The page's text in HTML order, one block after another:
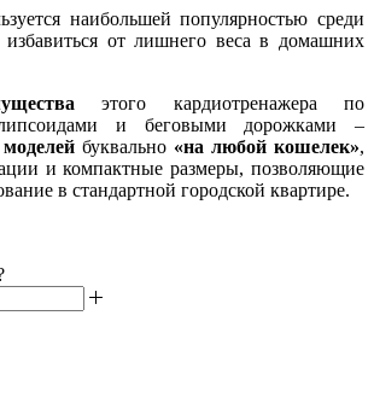
наибольшей популярностью среди
от лишнего веса в домашних
этого кардиотренажера по
и беговыми дорожками –
буквально «на любой кошелек»,
и компактные размеры, позволяющие
в стандартной городской квартире.